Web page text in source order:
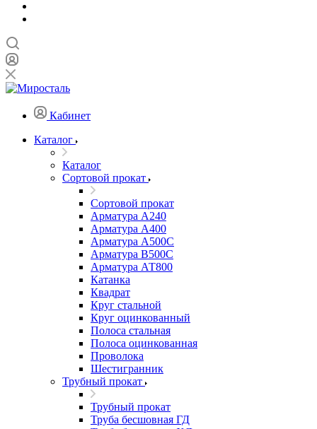
Кабинет
Каталог
Каталог
Сортовой прокат
Сортовой прокат
Арматура А240
Арматура А400
Арматура А500C
Арматура В500С
Арматура АТ800
Катанка
Квадрат
Круг стальной
Круг оцинкованный
Полоса стальная
Полоса оцинкованная
Проволока
Шестигранник
Трубный прокат
Трубный прокат
Труба бесшовная ГД